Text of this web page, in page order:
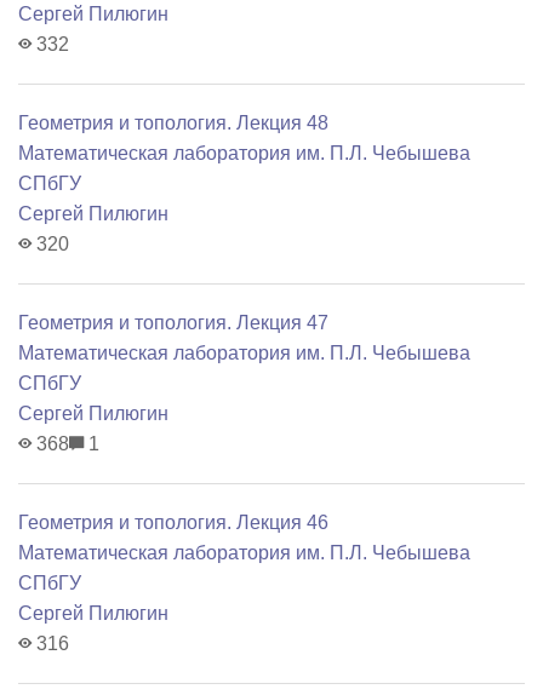
Сергей Пилюгин
332
Геометрия и топология. Лекция 48
Математичеcкая лаборатория им. П.Л. Чебышева
СПбГУ
Сергей Пилюгин
320
Геометрия и топология. Лекция 47
Математичеcкая лаборатория им. П.Л. Чебышева
СПбГУ
Сергей Пилюгин
368
1
Геометрия и топология. Лекция 46
Математичеcкая лаборатория им. П.Л. Чебышева
СПбГУ
Сергей Пилюгин
316